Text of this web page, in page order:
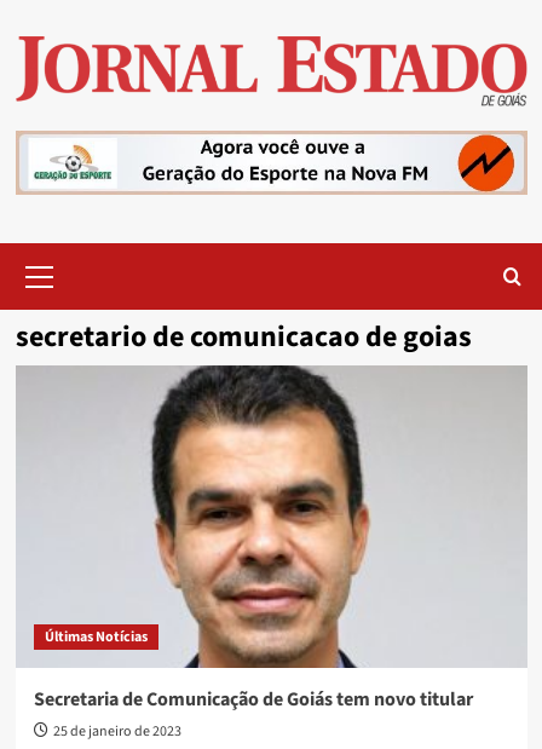
content
Menu
secretario de comunicacao de goias
Últimas Notícias
Secretaria de Comunicação de Goiás tem novo titular
25 de janeiro de 2023